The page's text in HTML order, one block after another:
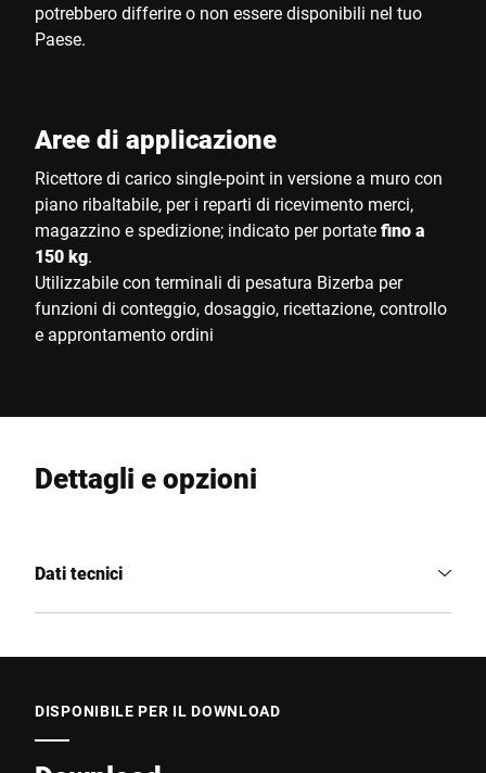
potrebbero differire o non essere disponibili nel tuo
Paese.
Aree di applicazione
Ricettore di carico single-point in versione a muro con
piano ribaltabile, per i reparti di ricevimento merci,
magazzino e spedizione; indicato per portatefino a
150 kg.
Utilizzabile con terminali di pesatura Bizerba per
funzioni di conteggio, dosaggio, ricettazione, controllo
e approntamento ordini
Dettagli e opzioni
Dati tecnici
DISPONIBILE PER IL DOWNLOAD